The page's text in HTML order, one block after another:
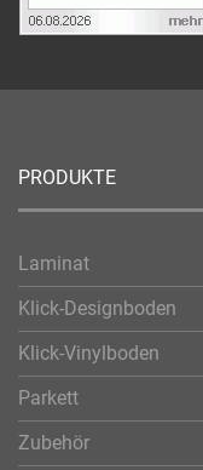
PRODUKTE
Laminat
Klick-Designboden
Klick-Vinylboden
Parkett
Zubehör